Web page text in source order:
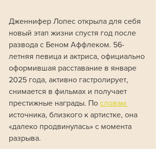
Дженнифер Лопес открыла для себя
новый этап жизни спустя год после
развода с Беном Аффлеком. 56-
летняя певица и актриса, официально
оформившая расставание в январе
2025 года, активно гастролирует,
снимается в фильмах и получает
престижные награды. По словам
источника, близкого к артистке, она
«далеко продвинулась» с момента
разрыва.